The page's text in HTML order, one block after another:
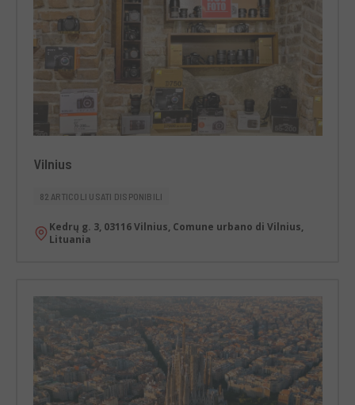
Vilnius
82 ARTICOLI USATI DISPONIBILI
Kedrų g. 3, 03116 Vilnius, Comune urbano di Vilnius,
Lituania